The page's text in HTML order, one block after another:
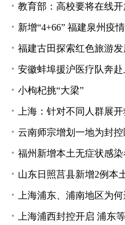
教育部：高校要将在线开放课程纳
新增“4+66” 福建泉州疫
福建古田探索红色旅游
安徽蚌埠援沪医疗队奔
小枸杞挑“大梁”
上海：针对不同人群展开
云南师宗增划一地为封控区 公
福州新增本土无症状感
山东日照莒县新增2例本
上海浦东、浦南地区为何进行阶梯
上海浦西封控开启 浦东